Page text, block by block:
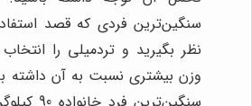
سنگین‌ترین فردی که قصد
نظر بگیرید و تردمیلی را
وزن بیشتری نسبت به آن داشته